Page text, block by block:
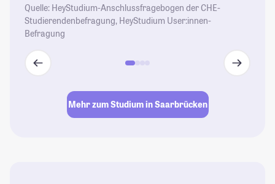
Quelle: HeyStudium-Anschlussfragebogen der CHE-
Studierendenbefragung, HeyStudium User:innen-
Befragung
Mehr zum Studium in Saarbrücken